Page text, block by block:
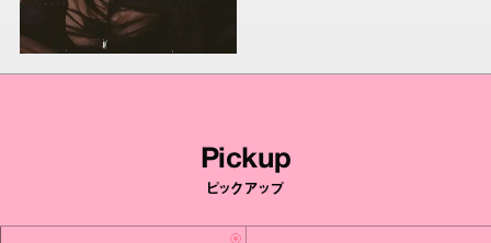
Pickup
ピックアップ